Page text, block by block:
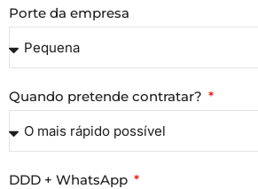
Porte da empresa
Quando pretende contratar?
DDD + WhatsApp